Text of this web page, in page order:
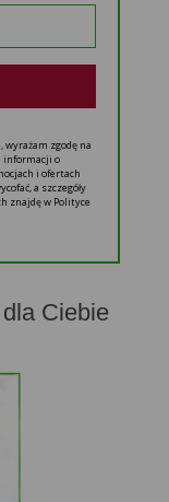
wyrażam zgodę na
informacji o
i ofertach
a szczegóły
znajdę w Polityce
Ciebie